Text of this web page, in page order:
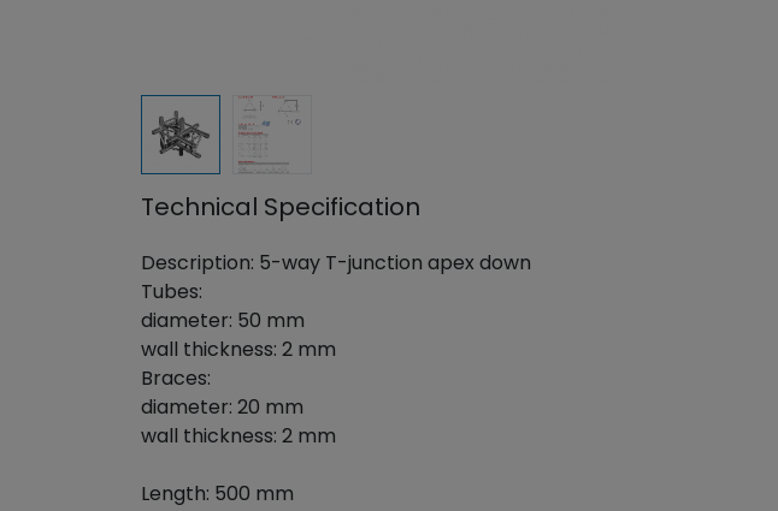
Technical Specification
Description: 5-way T-junction apex down
Tubes:
diameter: 50 mm
wall thickness: 2 mm
Braces:
diameter: 20 mm
wall thickness: 2 mm
Length: 500 mm